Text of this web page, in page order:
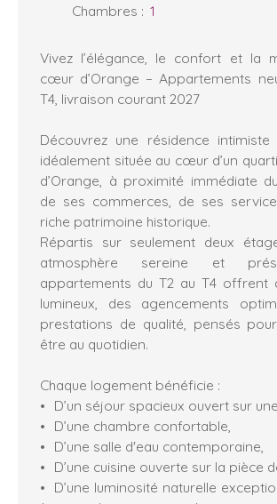
Chambres : 1
Vivez l’élégance, le confort et la
cœur d’Orange – Appartements
T4, livraison courant 2027
Découvrez une résidence intimiste
idéalement située au cœur d’un
d’Orange, à proximité immédiate
de ses commerces, de ses
riche patrimoine historique.
Répartis sur seulement deux
atmosphère sereine et
appartements du T2 au T4 offrent
lumineux, des agencements
prestations de qualité, pensés
être au quotidien.
Chaque logement bénéficie :
D’un séjour spacieux ouvert sur
D’une chambre confortable,
D’une salle d'eau contemporaine,
D’une cuisine ouverte sur la pièce
D’une luminosité naturelle